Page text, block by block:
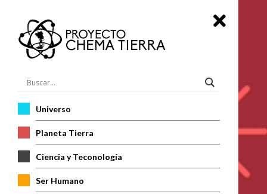
Universo
Planeta Tierra
Ciencia y Teconología
Ser Humano